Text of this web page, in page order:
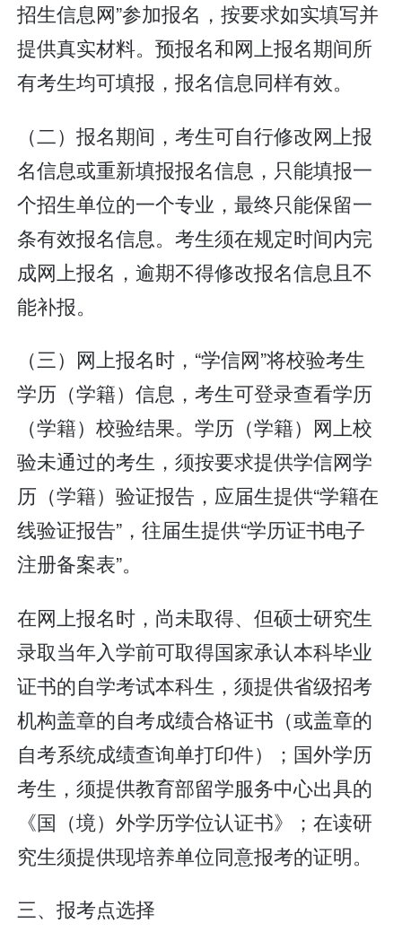
招生信息网”参加报名，按要求如实填写并
提供真实材料。预报名和网上报名期间所
有考生均可填报，报名信息同样有效。
（二）报名期间，考生可自行修改网上报
名信息或重新填报报名信息，只能填报一
个招生单位的一个专业，最终只能保留一
条有效报名信息。考生须在规定时间内完
成网上报名，逾期不得修改报名信息且不
能补报。
（三）网上报名时，“学信网”将校验考生
学历（学籍）信息，考生可登录查看学历
（学籍）校验结果。学历（学籍）网上校
验未通过的考生，须按要求提供学信网学
历（学籍）验证报告，应届生提供“学籍在
线验证报告”，往届生提供“学历证书电子
注册备案表”。
在网上报名时，尚未取得、但硕士研究生
录取当年入学前可取得国家承认本科毕业
证书的自学考试本科生，须提供省级招考
机构盖章的自考成绩合格证书（或盖章的
自考系统成绩查询单打印件）；国外学历
考生，须提供教育部留学服务中心出具的
《国（境）外学历学位认证书》；在读研
究生须提供现培养单位同意报考的证明。
三、报考点选择